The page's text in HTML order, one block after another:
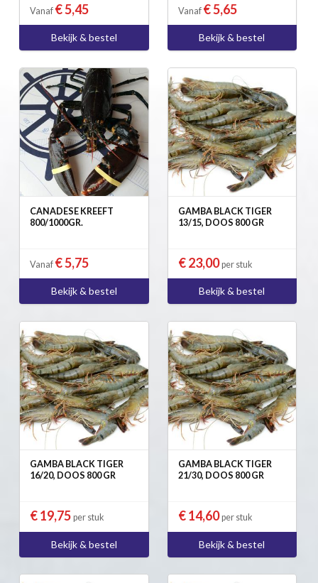
Vanaf € 5,45
Bekijk & bestel
Vanaf € 5,65
Bekijk & bestel
CANADESE KREEFT
800/1000GR.
Vanaf € 5,75
Bekijk & bestel
GAMBA BLACK TIGER
13/15, DOOS 800 GR
€ 23,00per stuk
Bekijk & bestel
GAMBA BLACK TIGER
16/20, DOOS 800 GR
€ 19,75 per stuk
Bekijk & bestel
GAMBA BLACK TIGER
21/30, DOOS 800 GR
€ 14,60per stuk
Bekijk & bestel